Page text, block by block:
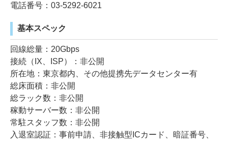
電話番号：03-5292-6021
基本スペック
回線総量：20Gbps
接続（IX、ISP）：非公開
所在地：東京都内、その他提携先データセンター有
総床面積：非公開
総ラック数：非公開
稼動サーバー数：非公開
常駐スタッフ数：非公開
入退室認証：事前申請、非接触型ICカード、暗証番号、